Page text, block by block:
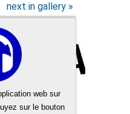
next in gallery »